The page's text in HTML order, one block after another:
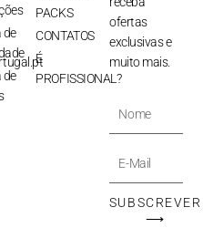
de
de
PACKS
CONTATOS
É
PROFISSIONAL?
ofertas
exclusivas e
muito mais.
Nome
E-
Mail
SUBSCREVER
⟶